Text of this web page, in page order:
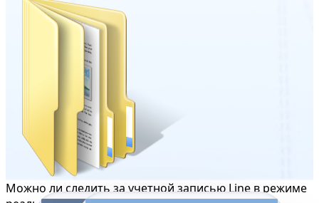
Можно ли следить за учетной записью Line в режиме